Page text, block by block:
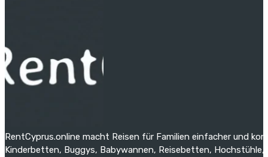
RentCyprus.online macht Reisen für Familien einfacher und
Kinderbetten, Buggys, Babywannen, Reisebetten, Hochstühle,